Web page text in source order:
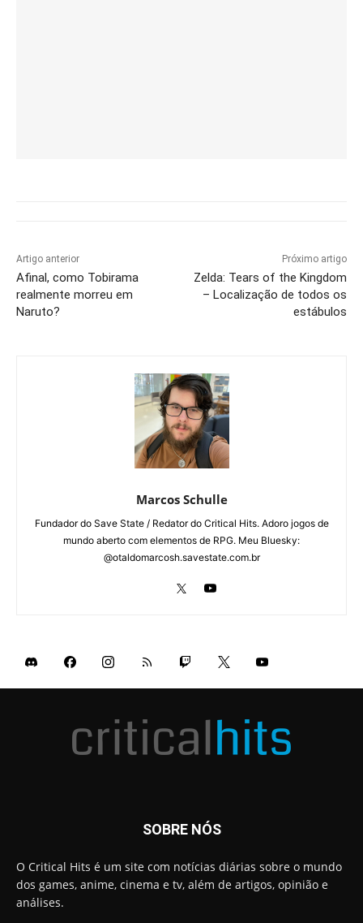
Artigo anterior
Afinal, como Tobirama
realmente morreu em
Naruto?
Próximo artigo
Zelda: Tears of the Kingdom
– Localização de todos os
estábulos
Marcos Schulle
Fundador do Save State / Redator do Critical Hits. Adoro jogos de
mundo aberto com elementos de RPG. Meu Bluesky:
@otaldomarcosh.savestate.com.br
SOBRE NÓS
O Critical Hits é um site com notícias diárias sobre o mundo
dos games, anime, cinema e tv, além de artigos, opinião e
análises.